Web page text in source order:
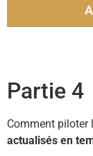
Partie 4
Comment piloter
actualisés en